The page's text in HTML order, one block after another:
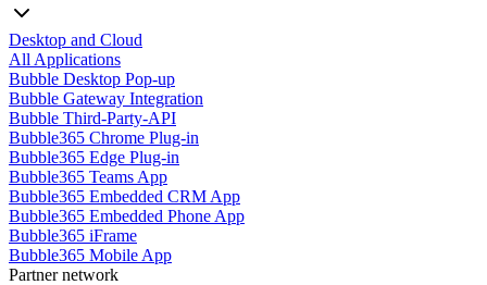
Desktop and Cloud
All Applications
Bubble Desktop Pop-up
Bubble Gateway Integration
Bubble Third-Party-API
Bubble365 Chrome Plug-in
Bubble365 Edge Plug-in
Bubble365 Teams App
Bubble365 Embedded CRM App
Bubble365 Embedded Phone App
Bubble365 iFrame
Bubble365 Mobile App
Partner network